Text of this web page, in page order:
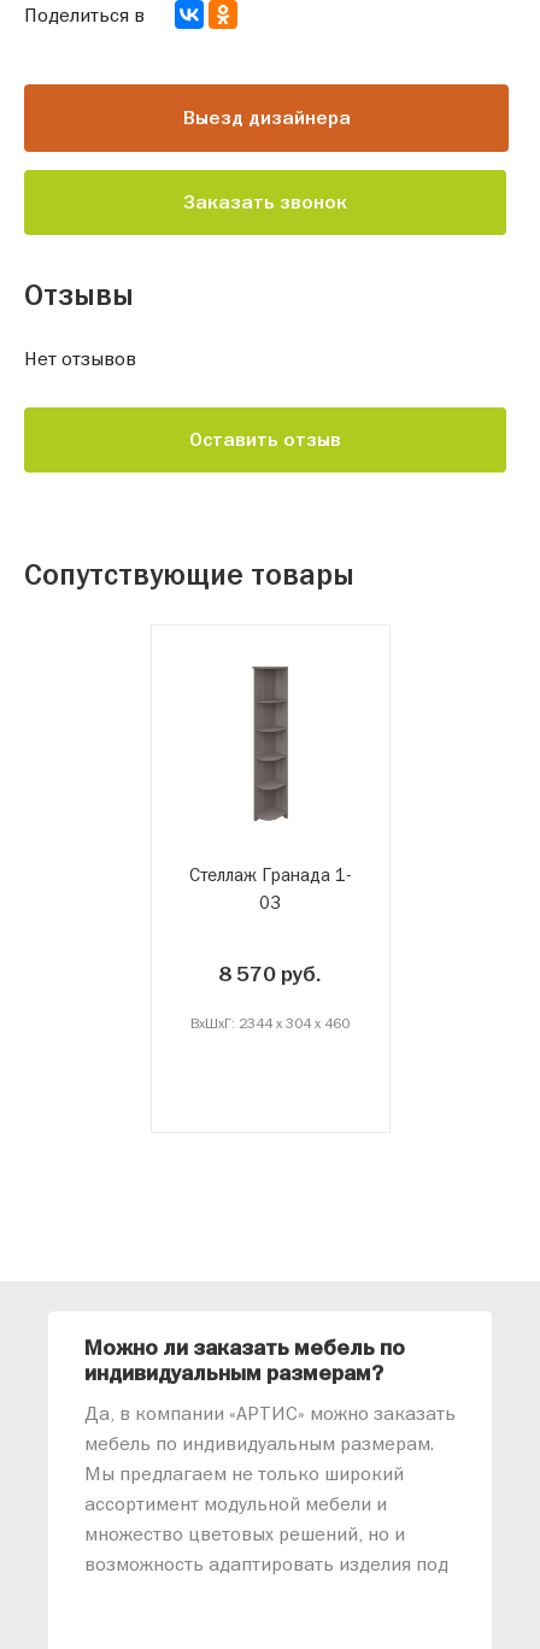
Выезд дизайнера
Заказать звонок
Поделиться в
Отзывы
Нет отзывов
Оставить отзыв
Сопутствующие товары
Стеллаж Гранада 1-
03
8 570 руб.
ВxШxГ: 2344 x 304 x 460
Можно ли заказать мебель по
индивидуальным размерам?
Да, в компании «АРТИС» можно заказать
мебель по индивидуальным размерам.
Мы предлагаем не только широкий
ассортимент модульной мебели и
множество цветовых решений, но и
возможность адаптировать изделия под